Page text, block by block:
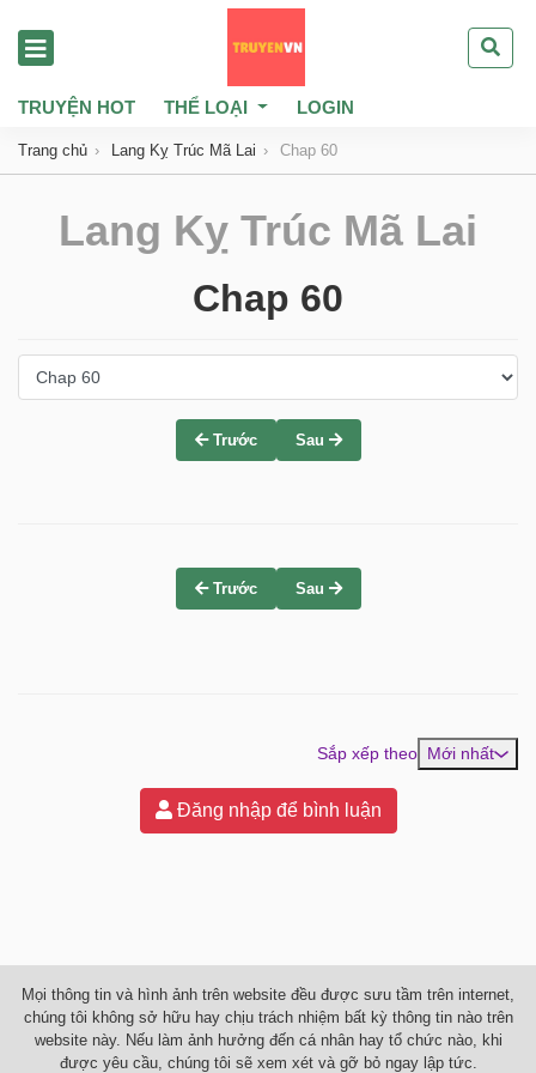
TRUYỆN HOT THỂ LOẠI LOGIN
Trang chủ Lang Kỵ Trúc Mã Lai Chap 60
Lang Kỵ Trúc Mã Lai
Chap 60
Trước Sau
Trước Sau
Sắp xếp theo Mới nhất
Đăng nhập để bình luận
Mọi thông tin và hình ảnh trên website đều được sưu tầm trên internet,
chúng tôi không sở hữu hay chịu trách nhiệm bất kỳ thông tin nào trên
website này. Nếu làm ảnh hưởng đến cá nhân hay tổ chức nào, khi
được yêu cầu, chúng tôi sẽ xem xét và gỡ bỏ ngay lập tức.